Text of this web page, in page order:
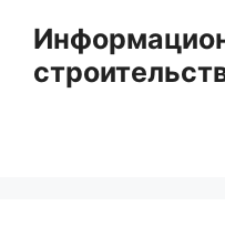
содержимому